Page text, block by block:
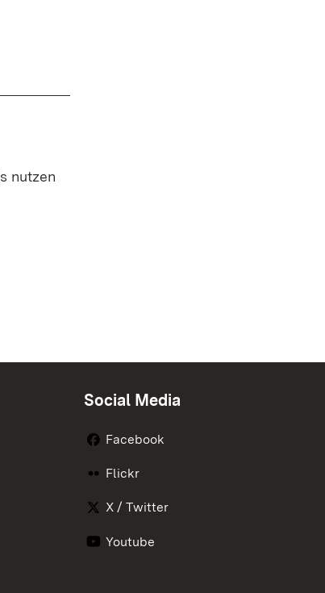
nutzen
Social Media
Facebook
Flickr
X / Twitter
Youtube